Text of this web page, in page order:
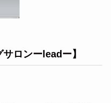
ロンーleadー】